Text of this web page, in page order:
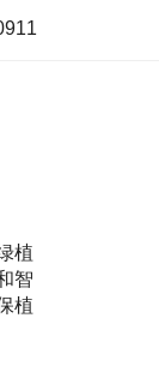
植
智
植